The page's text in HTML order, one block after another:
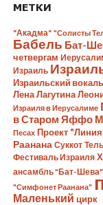
МЕТКИ
"Акадма" "Солисты
Бабель Бат-
четвергам
Израиль
Израильский
Лена Лагутина
Израиля в Иерусалиме
в Старом Яффо
Песах Проект
Раанана Суккот
Фестиваль Израиля
ансамбль "Бат-Шева"
"Симфонет Раанана"
Маленький цирк